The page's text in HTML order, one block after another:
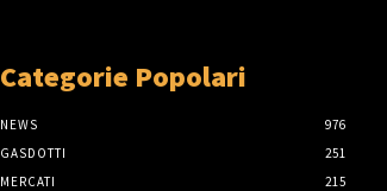
Categorie Popolari
NEWS
976
GASDOTTI
251
MERCATI
215